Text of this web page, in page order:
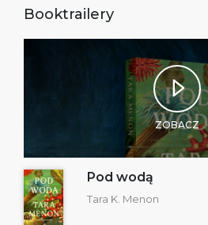
Booktrailery
ZOBACZ
Pod wodą
Tara K. Menon